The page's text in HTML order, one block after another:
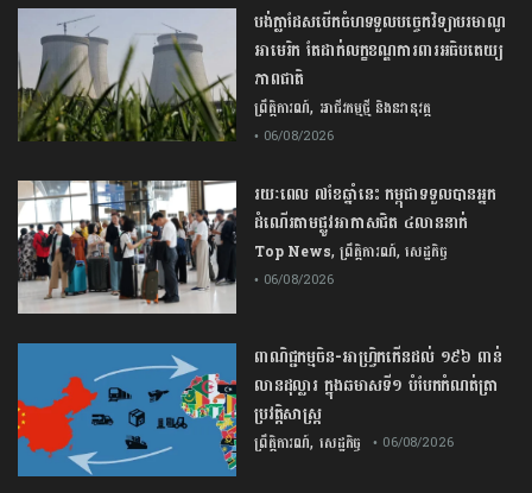
បង់ក្លាដែស​បើកចំហ​ទទួល​បច្ចេកវិទ្យា​បរមាណូ​
អាមេរិក​ តែ​ដាក់​លក្ខខណ្ឌ​ការពារ​អធិបតេយ្យ
ភាព​ជាតិ​
ព្រឹត្តិការណ៍, អាជីវកម្មថ្មី និងនវានុវត្ត
• 06/08/2026
រយៈពេល ៧ខែឆ្នាំនេះ កម្ពុជាទទួលបានអ្នក
ដំណើរតាមផ្លូវអាកាសជិត ៤លាននាក់
Top News,ព្រឹត្តិការណ៍,សេដ្ឋកិច្ច
• 06/08/2026
ពាណិជ្ជកម្ម​ចិន​-​អាហ្វ្រិក​កើន​ដល់​ ​១៩៦​ ​ពាន់​
លាន​ដុល្លារ​ ក្នុង​ឆមាស​ទី​១​ ​បំបែក​កំណត់ត្រា​
ប្រវត្តិសាស្ត្រ​
ព្រឹត្តិការណ៍, សេដ្ឋកិច្ច • 06/08/2026